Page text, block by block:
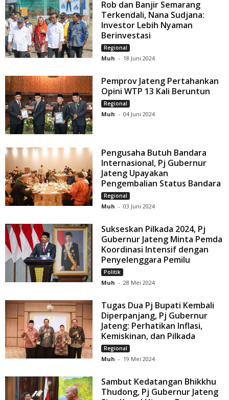
Rob dan Banjir Semarang
Terkendali, Nana Sudjana:
Investor Lebih Nyaman
Berinvestasi
Regional
Muh - 18 Juni 2024
Pemprov Jateng Pertahankan
Opini WTP 13 Kali Beruntun
Regional
Muh - 04 Juni 2024
Pengusaha Butuh Bandara
Internasional, Pj Gubernur
Jateng Upayakan
Pengembalian Status Bandara
Regional
Muh - 03 Juni 2024
Sukseskan Pilkada 2024, Pj
Gubernur Jateng Minta Pemda
Koordinasi Intensif dengan
Penyelenggara Pemilu
Politik
Muh - 28 Mei 2024
Tugas Dua Pj Bupati Kembali
Diperpanjang, Pj Gubernur
Jateng: Perhatikan Inflasi,
Kemiskinan, dan Pilkada
Regional
Muh - 19 Mei 2024
Sambut Kedatangan Bhikkhu
Thudong, Pj Gubernur Jateng